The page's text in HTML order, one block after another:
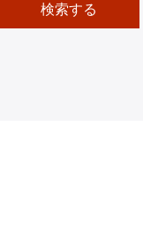
検索する